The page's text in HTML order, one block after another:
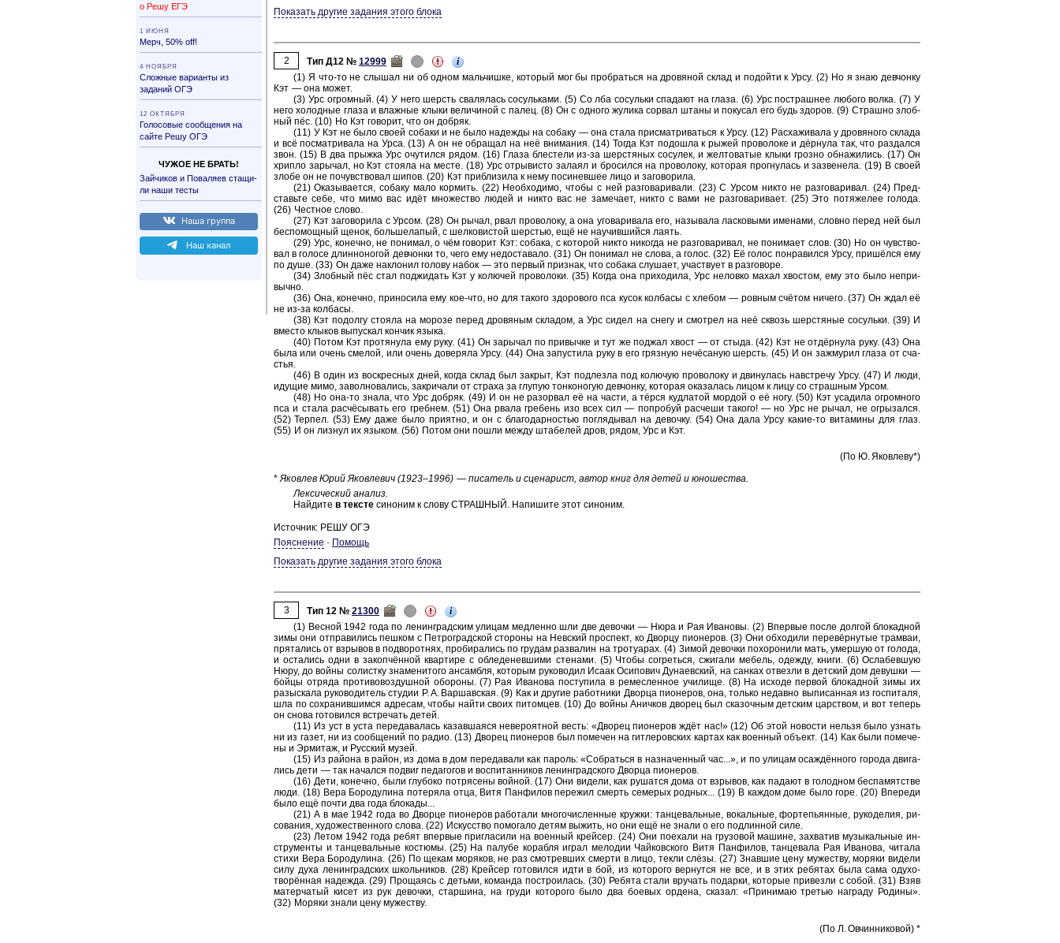
о Решу ЕГЭ
1 ИЮНЯ
Мерч, 50% off!
4 НОЯБРЯ
Сложные варианты из
заданий OГЭ
12 ОКТЯБРЯ
Голосовые сообщения на
сайте Решу ОГЭ
ЧУЖОЕ НЕ БРАТЬ!
Зай­чи­ков и По­ва­ля­ев ста­щи­
ли наши тесты
Наша груп­па
Наш канал
Показать другие задания этого блока
2 Тип Д12 № 12999
i
(1) Я что-то не слы­шал ни об одном маль­чиш­ке, ко­то­рый мог бы про­брать­ся на дро­вя­ной склад и по­дой­ти к Урсу. (2) Но я знаю дев­чон­ку
Кэт — она может.
(3) Урс огром­ный. (4) У него шерсть сва­ля­лась со­суль­ка­ми. (5) Со лба со­суль­ки спа­да­ют на глаза. (6) Урс по­страш­нее лю­бо­го волка. (7) У
него хо­лод­ные глаза и влаж­ные клыки ве­ли­чи­ной с палец. (8) Он с од­но­го жу­ли­ка со­рвал штаны и по­ку­сал его будь здо­ров. (9) Страш­но злоб­
ный пёс. (10) Но Кэт го­во­рит, что он доб­ряк.
(11) У Кэт не было своей со­ба­ки и не было на­деж­ды на со­ба­ку — она стала при­смат­ри­вать­ся к Урсу. (12) Рас­ха­жи­ва­ла у дро­вя­но­го скла­да
и всё по­смат­ри­ва­ла на Урса. (13) А он не об­ра­щал на неё вни­ма­ния. (14) Тогда Кэт по­до­шла к рыжей про­во­ло­ке и дёрнула так, что раз­дал­ся
звон. (15) В два прыж­ка Урс очу­тил­ся рядом. (16) Глаза бле­сте­ли из-⁠за шер­стя­ных со­су­лек, и жел­то­ва­тые клыки гроз­но об­на­жи­лись. (17) Он
хрип­ло за­ры­чал, но Кэт сто­я­ла на месте. (18) Урс от­ры­ви­сто за­ла­ял и бро­сил­ся на про­во­ло­ку, ко­то­рая про­гну­лась и за­зве­не­ла. (19) В своей
злобе он не по­чув­ство­вал шипов. (20) Кэт при­бли­зи­ла к нему по­си­нев­шее лицо и за­го­во­ри­ла.
(21) Ока­зы­ва­ет­ся, со­ба­ку мало кор­мить. (22) Не­об­хо­ди­мо, чтобы с ней раз­го­ва­ри­ва­ли. (23) С Урсом никто не раз­го­ва­ри­вал. (24) Пред­
ставь­те себе, что мимо вас идёт мно­же­ство людей и никто вас не за­ме­ча­ет, никто с вами не раз­го­ва­ри­ва­ет. (25) Это по­тя­же­лее го­ло­да.
(26) Чест­ное слово.
(27) Кэт за­го­во­ри­ла с Урсом. (28) Он рычал, рвал про­во­ло­ку, а она уго­ва­ри­ва­ла его, на­зы­ва­ла лас­ко­вы­ми име­на­ми, слов­но перед ней был
бес­по­мощ­ный щенок, боль­ше­ла­пый, с шел­ко­ви­стой шер­стью, ещё не на­учив­ший­ся лаять.
(29) Урс, ко­неч­но, не по­ни­мал, о чём го­во­рит Кэт: со­ба­ка, с ко­то­рой никто ни­ко­гда не раз­го­ва­ри­вал, не по­ни­ма­ет слов. (30) Но он чув­ство­
вал в го­ло­се длин­но­но­гой дев­чон­ки то, чего ему не­до­ста­ва­ло. (31) Он по­ни­мал не слова, а голос. (32) Её голос по­нра­вил­ся Урсу, пришёлся ему
по душе. (33) Он даже на­кло­нил го­ло­ву набок — это пер­вый при­знак, что со­ба­ка слу­ша­ет, участ­ву­ет в раз­го­во­ре.
(34) Злоб­ный пёс стал под­жи­дать Кэт у ко­лю­чей про­во­ло­ки. (35) Когда она при­хо­ди­ла, Урс не­лов­ко махал хво­стом, ему это было не­при­
выч­но.
(36) Она, ко­неч­но, при­но­си­ла ему кое-что, но для та­ко­го здо­ро­во­го пса кусок кол­ба­сы с хле­бом — ров­ным счётом ни­че­го. (37) Он ждал её
не из-⁠за кол­ба­сы.
(38) Кэт по­дол­гу сто­я­ла на мо­ро­зе перед дро­вя­ным скла­дом, а Урс сидел на снегу и смот­рел на неё сквозь шер­стя­ные со­суль­ки. (39) И
вме­сто клы­ков вы­пус­кал кон­чик языка.
(40) Потом Кэт про­тя­ну­ла ему руку. (41) Он за­ры­чал по при­выч­ке и тут же под­жал хвост — от стыда. (42) Кэт не отдёрнула руку. (43) Она
была или очень сме­лой, или очень до­ве­ря­ла Урсу. (44) Она за­пу­сти­ла руку в его гряз­ную нечёсаную шерсть. (45) И он за­жму­рил глаза от сча­
стья.
(46) В один из вос­крес­ных дней, когда склад был за­крыт, Кэт под­лез­ла под ко­лю­чую про­во­ло­ку и дви­ну­лась нав­стре­чу Урсу. (47) И люди,
иду­щие мимо, за­вол­но­ва­лись, за­кри­ча­ли от стра­ха за глу­пую тон­ко­но­гую дев­чон­ку, ко­то­рая ока­за­лась лицом к лицу со страш­ным Урсом.
(48) Но она-⁠то знала, что Урс доб­ряк. (49) И он не разо­рвал её на части, а тёрся куд­ла­той мор­дой о её ногу. (50) Кэт уса­ди­ла огром­но­го
пса и стала расчёсы­вать его греб­нем. (51) Она рвала гре­бень изо всех сил — по­про­буй рас­че­ши та­ко­го! — но Урс не рычал, не огры­зал­ся.
(52) Тер­пел. (53) Ему даже было при­ят­но, и он с бла­го­дар­но­стью по­гля­ды­вал на де­воч­ку. (54) Она дала Урсу какие-то ви­та­ми­ны для глаз.
(55) И он лиз­нул их язы­ком. (56) Потом они пошли между шта­бе­лей дров, рядом, Урс и Кэт.
(По Ю. Яко­вле­ву*)
*Яко­влев Юрий Яко­вле­вич (1923–1996) — пи­са­тель и сце­на­рист, автор книг для детей и юно­ше­ства.
Лек­си­че­ский ана­лиз.
Най­ди­те в тек­сте си­но­ним к слову СТРАШ­НЫЙ. На­пи­ши­те этот си­но­ним.
Источник: РЕШУ ОГЭ
Пояснение · Помощь
Показать другие задания этого блока
3 Тип 12 № 21300
i
(1) Вес­ной 1942 года по ле­нин­град­ским ули­цам мед­лен­но шли две де­воч­ки — Нюра и Рая Ива­но­вы. (2) Впер­вые после дол­гой бло­кад­ной
зимы oни от­пра­ви­лись пеш­ком с Пет­ро­град­ской сто­ро­ны на Нев­ский про­спект, ко Двор­цу пи­о­не­ров. (3) Они об­хо­ди­ли перевёрну­тые трам­ваи,
пря­та­лись от взры­вов в под­во­рот­нях, про­би­ра­лись по гру­дам раз­ва­лин на тро­туа­рах. (4) 3имой де­воч­ки по­хо­ро­ни­ли мать, умер­шую от го­ло­да,
и оста­лись одни в за­копчённой квар­ти­ре с об­ле­де­нев­ши­ми сте­на­ми. (5) Чтобы со­греть­ся, сжи­га­ли ме­бель, одеж­ду, книги. (6) Осла­бев­шую
Нюру, до войны со­лист­ку зна­ме­ни­то­го ан­сам­бля, ко­то­рым ру­ко­во­дил Исаак Оси­по­вич Ду­на­ев­ский, на сан­ках от­вез­ли в дет­ский дом де­вуш­ки —
бойцы от­ря­да про­ти­во­воз­душ­ной обо­ро­ны. (7) Рая Ива­но­ва по­сту­пи­ла в ре­мес­лен­ное учи­ли­ще. (8) На ис­хо­де пер­вой бло­кад­ной зимы их
разыс­ка­ла ру­ко­во­ди­тель сту­дии Р. А. Вар­шав­ская. (9) Как и дру­гие ра­бот­ни­ки Двор­ца пи­о­не­ров, она, толь­ко не­дав­но вы­пи­сан­ная из гос­пи­та­ля,
шла по со­хра­нив­шим­ся ад­ре­сам, чтобы найти своих пи­том­цев. (10) До войны Анич­ков дво­рец был ска­зоч­ным дет­ским цар­ством, и вот те­перь
он снова го­то­вил­ся встре­чать детей.
(11) Из уст в уста пе­ре­да­ва­лась ка­зав­ша­я­ся не­ве­ро­ят­ной весть: «Дво­рец пи­о­не­ров ждёт нас!» (12) Об этой но­во­сти нель­зя было узнать
ни из газет, ни из со­об­ще­ний по радио. (13) Дво­рец пи­о­не­ров был по­ме­чен на гит­ле­ров­ских кар­тах как во­ен­ный объ­ект. (14) Как были по­ме­че­
ны и Эр­ми­таж, и Рус­ский музей.
(15) Из рай­о­на в район, из дома в дом пе­ре­да­ва­ли как па­роль: «Со­брать­ся в на­зна­чен­ный час...», и по ули­цам осаждённого го­ро­да дви­га­
лись дети — так на­чал­ся по­двиг пе­да­го­гов и вос­пи­тан­ни­ков ле­нин­град­ско­го Двор­ца пи­о­не­ров.
(16) Дети, ко­неч­но, были глу­бо­ко по­тря­се­ны вой­ной. (17) Они ви­де­ли, как ру­шат­ся дома от взры­вов, как па­да­ют в го­лод­ном бес­па­мят­стве
люди. (18) Вера Бо­ро­ду­ли­на по­те­ря­ла отца, Витя Пан­фи­лов пе­ре­жил смерть се­ме­рых род­ных... (19) В каж­дом доме было горе. (20) Впе­ре­ди
было ещё почти два года бло­ка­ды...
(21) А в мае 1942 года во Двор­це пи­о­не­ров ра­бо­та­ли мно­го­чис­лен­ные круж­ки: тан­це­валь­ные, во­каль­ные, фор­те­пьян­ные, ру­ко­де­лия, ри­
со­ва­ния, ху­до­же­ствен­но­го слова. (22) Ис­кус­ство по­мо­га­ло детям вы­жить, но они ещё не знали о его под­лин­ной силе.
(23) Летом 1942 года ребят впер­вые при­гла­си­ли на во­ен­ный крей­сер. (24) Они по­еха­ли на гру­зо­вой ма­ши­не, за­хва­тив му­зы­каль­ные ин­
стру­мен­ты и тан­це­валь­ные ко­стю­мы. (25) На па­лу­бе ко­раб­ля играл ме­ло­дии Чай­ков­ско­го Витя Пан­фи­лов, тан­це­ва­ла Рая Ива­но­ва, чи­та­ла
стихи Вера Бо­ро­ду­ли­на. (26) По щекам мо­ря­ков, не раз смот­рев­ших смер­ти в лицо, текли слёзы. (27) 3нав­шие цену му­же­ству, мо­ря­ки ви­де­ли
силу духа ле­нин­град­ских школь­ни­ков. (28) Крей­сер го­то­вил­ся идти в бой, из ко­то­ро­го вер­нут­ся не все, и в этих ре­бя­тах была сама оду­хо­
творённая на­деж­да. (29) Про­ща­ясь с детьми, ко­ман­да по­стро­и­лась. (30) Ре­бя­та стали вру­чать по­дар­ки, ко­то­рые при­вез­ли с собой. (31) Взяв
ма­тер­ча­тый кисет из рук де­воч­ки, стар­ши­на, на груди ко­то­ро­го было два бо­е­вых ор­де­на, ска­зал: «При­ни­маю тре­тью на­гра­ду Ро­ди­ны».
(32) Мо­ря­ки знали цену му­же­ству.
(По Л. Ов­чин­ни­ко­вой) *